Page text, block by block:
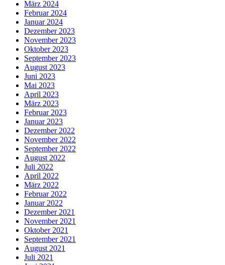
März 2024
Februar 2024
Januar 2024
Dezember 2023
November 2023
Oktober 2023
September 2023
August 2023
Juni 2023
Mai 2023
April 2023
März 2023
Februar 2023
Januar 2023
Dezember 2022
November 2022
September 2022
August 2022
Juli 2022
April 2022
März 2022
Februar 2022
Januar 2022
Dezember 2021
November 2021
Oktober 2021
September 2021
August 2021
Juli 2021